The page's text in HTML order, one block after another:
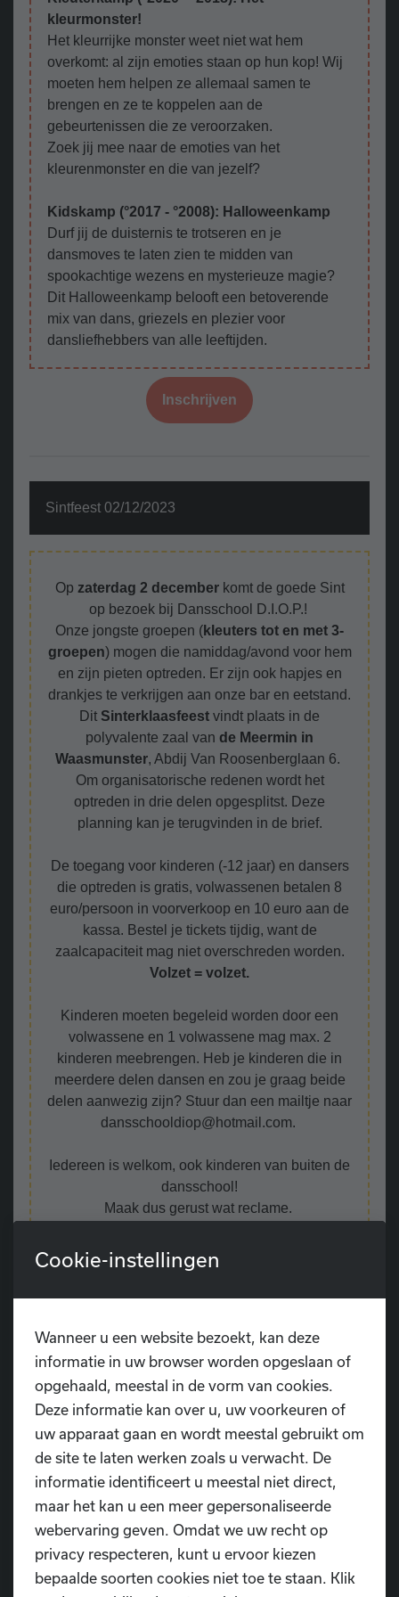
kleurmonster!
Het kleurrijke monster weet niet wat hem
overkomt: al zijn emoties staan op hun kop! Wij
moeten hem helpen ze allemaal samen te
brengen en ze te koppelen aan de
gebeurtenissen die ze veroorzaken.
Zoek jij mee naar de emoties van het
kleurenmonster en die van jezelf?
Kidskamp (°2017 - °2008): Halloweenkamp
Durf jij de duisternis te trotseren en je
dansmoves te laten zien te midden van
spookachtige wezens en mysterieuze magie?
Dit Halloweenkamp belooft een betoverende
mix van dans, griezels en plezier voor
dansliefhebbers van alle leeftijden.
Inschrijven
Sintfeest 02/12/2023
Op zaterdag 2 decemberkomt de goede Sint
op bezoek bij Dansschool D.I.O.P.!
Onze jongste groepen (kleuters tot en met 3-
groepen) mogen die namiddag/avond voor hem
en zijn pieten optreden. Er zijn ook hapjes en
drankjes te verkrijgen aan onze bar en eetstand.
Dit Sinterklaasfeest vindt plaats in de
polyvalente zaal van de Meermin in
Waasmunster, Abdij Van Roosenberglaan 6.
Om organisatorische redenen wordt het
optreden in drie delen opgesplitst. Deze
planning kan je terugvinden in de brief.
De toegang voor kinderen (-12 jaar) en dansers
die optreden is gratis, volwassenen betalen 8
euro/persoon in voorverkoop en 10 euro aan de
kassa. Bestel je tickets tijdig, want de
zaalcapaciteit mag niet overschreden worden.
Volzet = volzet.
Kinderen moeten begeleid worden door een
volwassene en 1 volwassene mag max. 2
kinderen meebrengen. Heb je kinderen die in
meerdere delen dansen en zou je graag beide
delen aanwezig zijn? Stuur dan een mailtje naar
dansschooldiop@hotmail.com.
Iedereen is welkom, ook kinderen van buiten de
dansschool!
Maak dus gerust wat reclame.
Tickets zijn te bestellen
12utot en met 19/11/2023 om 23u59 via het
website.
Let op! Je bestelt ook voor je danser(s) een
gratis ticket , zodat de Sint weet hoeveel
kindjes hij in totaal mag verwachten.
Brief Sintfeest
Koop tickets Sintfeest
Cookie-instellingen
Wanneer u een website bezoekt, kan deze
informatie in uw browser worden opgeslaan of
opgehaald, meestal in de vorm van cookies.
Deze informatie kan over u, uw voorkeuren of
uw apparaat gaan en wordt meestal gebruikt om
de site te laten werken zoals u verwacht. De
informatie identificeert u meestal niet direct,
maar het kan u een meer gepersonaliseerde
webervaring geven. Omdat we uw recht op
privacy respecteren, kunt u ervoor kiezen
bepaalde soorten cookies niet toe te staan. Klik